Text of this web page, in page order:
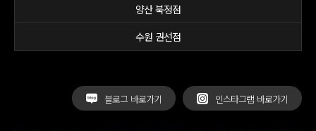
양산 북정점
수원 권선점
인스타그램 바로가기
블로그 바로가기